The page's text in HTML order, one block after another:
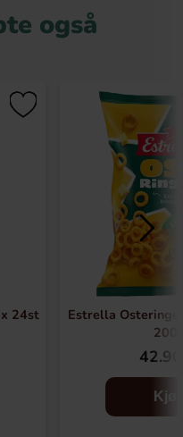
også
24st
Estrella